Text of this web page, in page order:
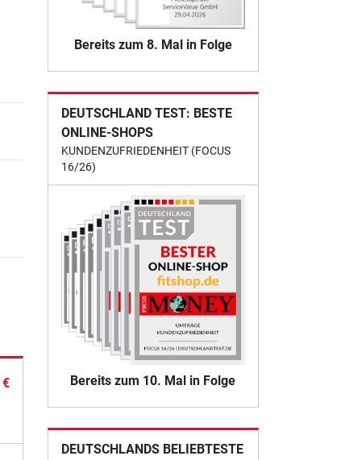
€
Bereits zum 8. Mal in Folge
DEUTSCHLAND TEST: BESTE
ONLINE-SHOPS
KUNDENZUFRIEDENHEIT (FOCUS
16/26)
Bereits zum 10. Mal in Folge
DEUTSCHLANDS BELIEBTESTE